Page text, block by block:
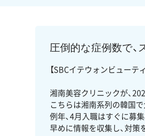
圧倒的な症例数で、
【SBCイテウォンビュー
湘南美容クリニックが、
こちらは湘南系列の韓国
例年、4月入職はすぐに募
早めに情報を収集し、対策